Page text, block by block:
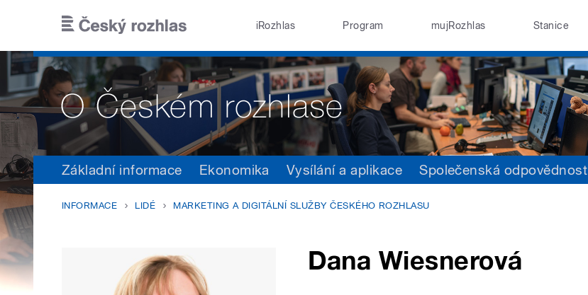
iRozhlas Program mujRozhlas Stanice
Základní informace Ekonomika Vysílání a aplikace Společenská odpovědnost
INFORMACE LIDÉ MARKETING A DIGITÁLNÍ SLUŽBY ČESKÉHO ROZHLASU
Dana Wiesnerová